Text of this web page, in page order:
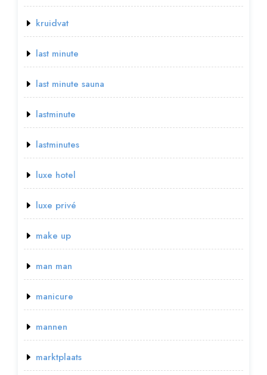
kruidvat
last minute
last minute sauna
lastminute
lastminutes
luxe hotel
luxe privé
make up
man man
manicure
mannen
marktplaats